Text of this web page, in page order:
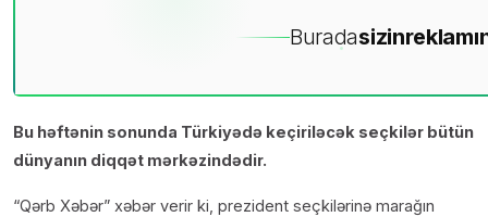
Buradasizin
Bu həftənin sonunda Türkiyədə keçiriləcək seçkilər bütün
dünyanın diqqət mərkəzindədir.
“Qərb Xəbər” xəbər verir ki, prezident seçkilərinə marağın